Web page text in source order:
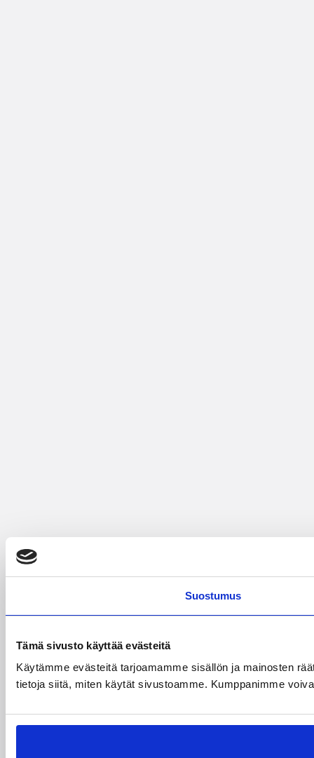
Suostumus
Tämä sivusto käyttää evästeitä
Käytämme evästeitä tarjoamamme sisällön ja mainosten
tietoja siitä, miten käytät sivustoamme. Kumppanimme